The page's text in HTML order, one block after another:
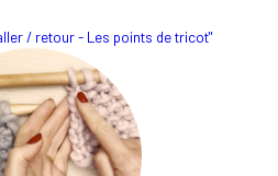
/ retour - Les points de tricot"